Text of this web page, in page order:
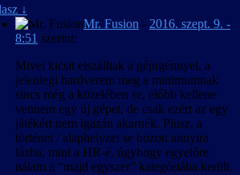
↓
Mr. Fusion - 2016. szept. 9. -
8:51 szerint:
Mivel kicsit elszálltak a gépigénnyel, a
jelenlegi hardverem meg a minimumnak
sincs még a közelében se, előbb kellene
vennem egy új gépet, de csak ezért az egy
játékért nem igazán akarnék. Plusz, a
történet / alaphelyzet se hozott annyira
lázba, mint a HR-é, úgyhogy egyelőre
nálam a “majd egyszer” kategóriába került.